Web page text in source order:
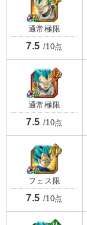
通常極限
7.5 /10点
通常極限
7.5 /10点
フェス限
7.5 /10点